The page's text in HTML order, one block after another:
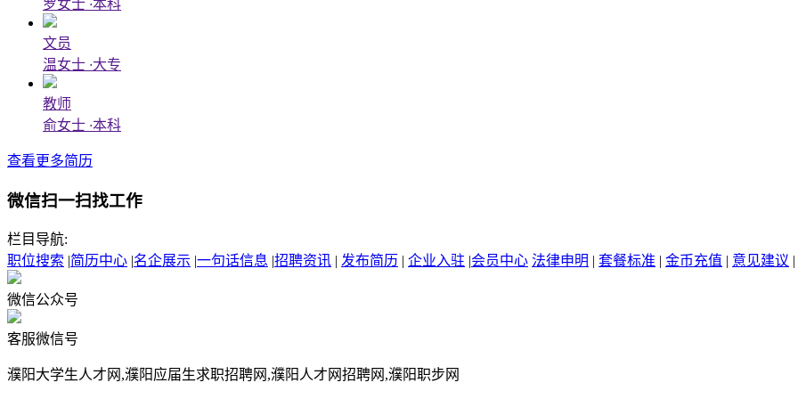
罗女士 ·本科
文员
温女士 ·大专
教师
俞女士 ·本科
查看更多简历
微信扫一扫找工作
栏目导航:
职位搜索 |简历中心 |名企展示 |一句话信息 |招聘资讯 | 发布简历 | 企业入驻 |会员中心 法律申明 | 套餐标准 | 金币充值 | 意见建议 |
微信公众号
客服微信号
濮阳大学生人才网,濮阳应届生求职招聘网,濮阳人才网招聘网,濮阳职步网